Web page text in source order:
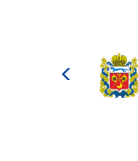
культуры
Российской